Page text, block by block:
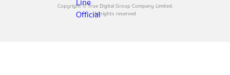
Copyright © True Digital Group Company Limited.
All rights reserved